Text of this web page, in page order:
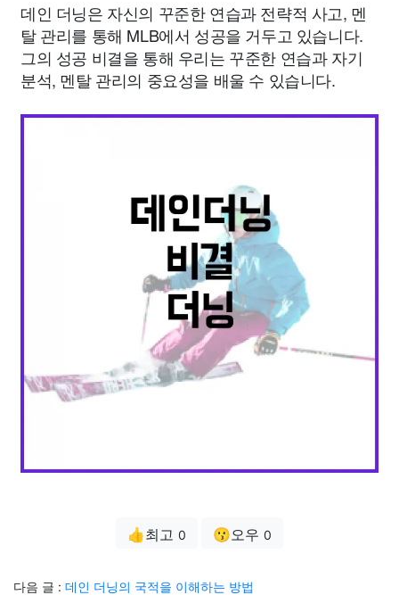
데인 더닝은 자신의 꾸준한 연습과 전략적 사고, 멘
탈 관리를 통해 MLB에서 성공을 거두고 있습니다.
그의 성공 비결을 통해 우리는 꾸준한 연습과 자기
분석, 멘탈 관리의 중요성을 배울 수 있습니다.
👍최고 0 😗오우 0
다음 글 : 데인 더닝의 국적을 이해하는 방법